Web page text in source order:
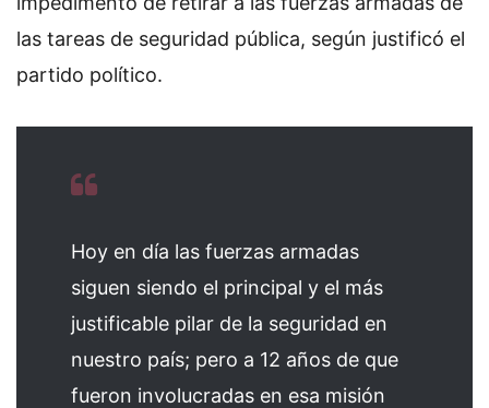
las tareas de seguridad pública, según justificó el
partido político.
Hoy en día las fuerzas armadas
siguen siendo el principal y el más
justificable pilar de la seguridad en
nuestro país; pero a 12 años de que
fueron involucradas en esa misión